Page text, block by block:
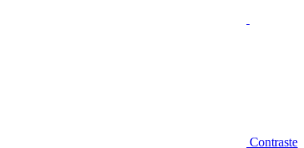
Contraste